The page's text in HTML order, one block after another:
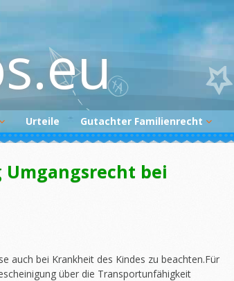
Urteile
Gutachter Familienrecht
Gutachter melden
Umgangsrecht bei
auch bei Krankheit des Kindes zu beachten.Für
über die Transportunfähigkeit